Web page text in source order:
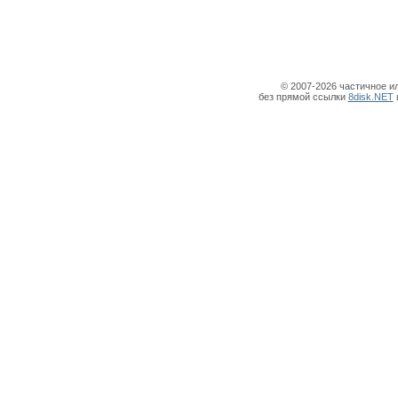
© 2007-2026 частичное
без прямой ссылки 8disk.NET